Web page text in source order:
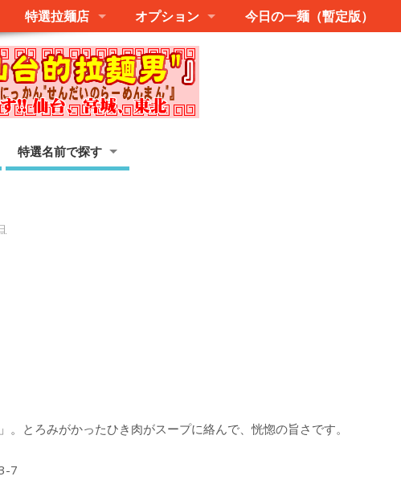
特選拉麺店 オプション 今日の一麺（暫定版）
特選名前で探す
。とろみがかったひき肉がスープに絡んで、恍惚の旨さです。
7